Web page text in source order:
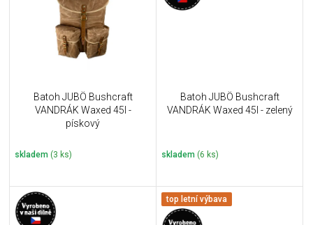
Batoh JUBÖ Bushcraft
VANDRÁK Waxed 45l -
pískový
skladem (3 ks)
Batoh JUBÖ Bushcraft
VANDRÁK Waxed 45l - zelený
skladem (6 ks)
top letní výbava